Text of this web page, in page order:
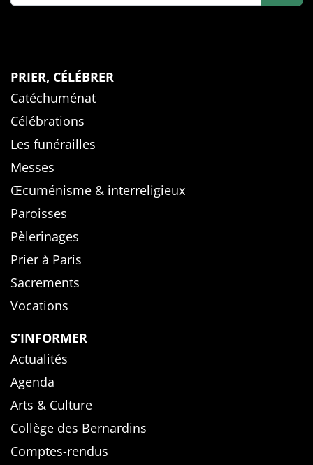
PRIER, CÉLÉBRER
Catéchuménat
Célébrations
Les funérailles
Messes
Œcuménisme & interreligieux
Paroisses
Pèlerinages
Prier à Paris
Sacrements
Vocations
S’INFORMER
Actualités
Agenda
Arts & Culture
Collège des Bernardins
Comptes-rendus